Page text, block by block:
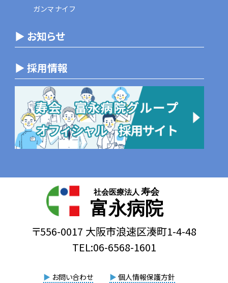
ガンマナイフ
▶ お知らせ
▶ 採用情報
社会医療法人 寿会
富永病院
〒556-0017 大阪市浪速区湊町1-4-48
TEL:06-6568-1601
▶ お問い合わせ ▶ 個人情報保護方針